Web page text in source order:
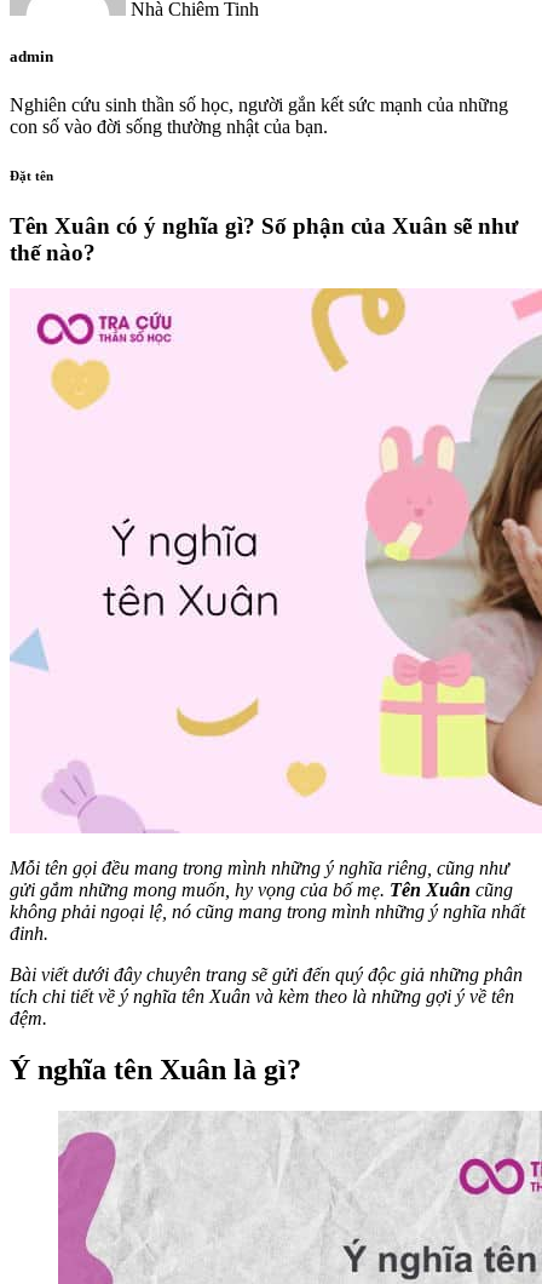
Nhà Chiêm Tinh
admin
Nghiên cứu sinh thần số học, người gắn kết sức mạnh của những
con số vào đời sống thường nhật của bạn.
Đặt tên
Tên Xuân có ý nghĩa gì? Số phận của Xuân sẽ như
thế nào?
Mỗi tên gọi đều mang trong mình những ý nghĩa riêng, cũng như
gửi gắm những mong muốn, hy vọng của bố mẹ. Tên Xuân cũng
không phải ngoại lệ, nó cũng mang trong mình những ý nghĩa nhất
đinh.
Bài viết dưới đây chuyên trang sẽ gửi đến quý độc giả những phân
tích chi tiết về ý nghĩa tên Xuân và kèm theo là những gợi ý về tên
đệm.
Ý nghĩa tên Xuân là gì?